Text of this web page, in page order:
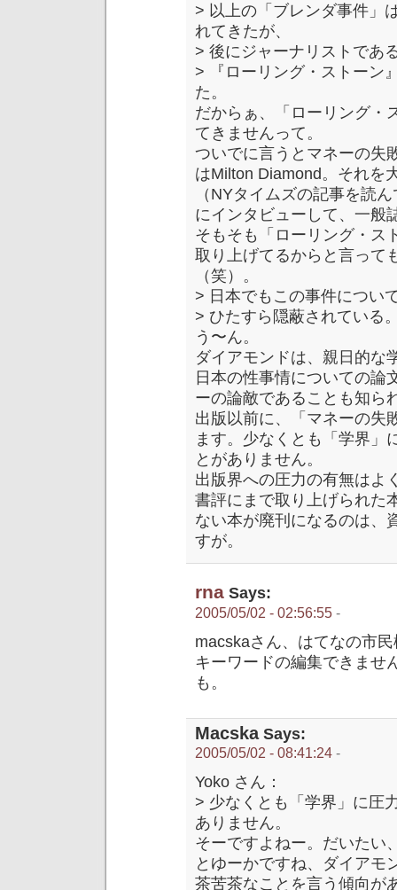
> 以上の「ブレンダ事件」
れてきたが、
> 後にジャーナリストであ
> 『ローリング・ストーン
た。
だからぁ、「ローリング・
てきませんって。
ついでに言うとマネーの失
はMilton Diamond。それを
（NYタイムズの記事を読
にインタビューして、一般
そもそも「ローリング・ス
取り上げてるからと言って
（笑）。
> 日本でもこの事件につい
> ひたすら隠蔽されている
う〜ん。
ダイアモンドは、親日的な
日本の性事情についての論
ーの論敵であることも知ら
出版以前に、「マネーの失
ます。少なくとも「学界」
とがありません。
出版界への圧力の有無はよ
書評にまで取り上げられた
ない本が廃刊になるのは、
すが。
rna Says:
2005/05/02 - 02:56:55 -
macskaさん、はてなの市
キーワードの編集できませ
も。
MacskaSays:
2005/05/02 - 08:41:24 -
Yoko さん：
> 少なくとも「学界」に圧
ありません。
そーですよねー。だいたい
とゆーかですね、ダイアモ
茶苦茶なことを言う傾向が